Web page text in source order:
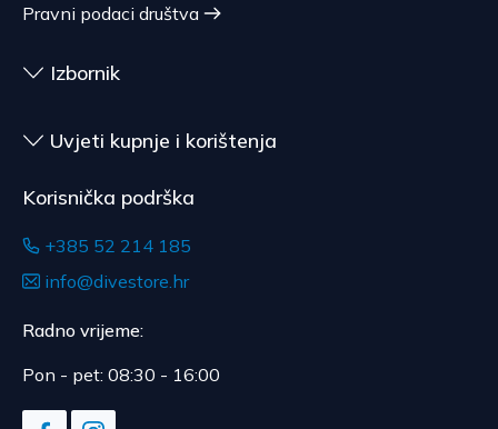
upotrebe, za ugovore čiji je predmet zapečaćena
nije pogodna za vraćanje, ako je bila otpečaćena
Pravni podaci društva
Izbornik
Uvjeti kupnje i korištenja
Korisnička podrška
+385 52 214 185
info@divestore.hr
Radno vrijeme:
Pon - pet: 08:30 - 16:00